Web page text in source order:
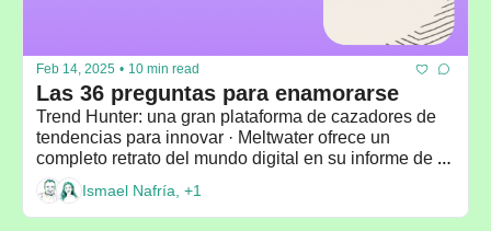
Feb 14, 2025 • 10 min read
Las 36 preguntas para enamorarse
Trend Hunter: una gran plataforma de cazadores de
tendencias para innovar · Meltwater ofrece un
completo retrato del mundo digital en su informe de
2025
Ismael Nafría, +1